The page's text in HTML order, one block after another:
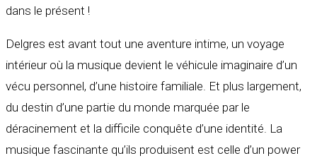
dans le présent !
Delgres est avant tout une aventure intime, un voyage
intérieur où la musique devient le véhicule imaginaire d’un
vécu personnel, d’une histoire familiale. Et plus largement,
du destin d’une partie du monde marquée par le
déracinement et la difficile conquête d’une identité. La
musique fascinante qu’ils produisent est celle d’un power